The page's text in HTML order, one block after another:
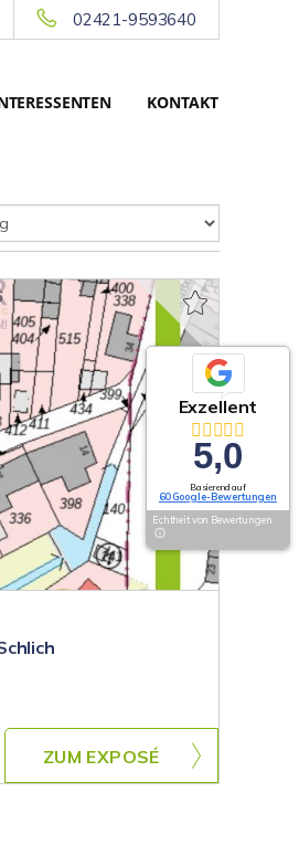
02421-9593640
KONTAKT
ZUM EXPOSÉ
Exzellent
5,0
Basierend auf
60 Google-Bewertungen
Echtheit von Bewertungen